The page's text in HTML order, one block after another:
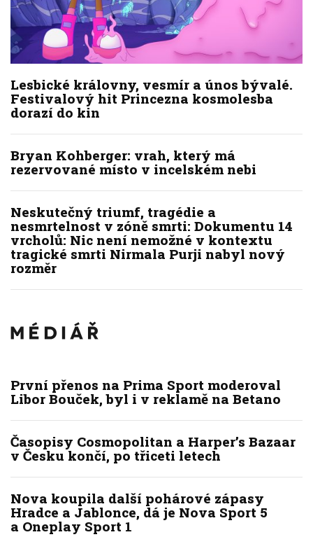
Lesbické královny, vesmír a únos bývalé.
Festivalový hit Princezna kosmolesba
dorazí do kin
Bryan Kohberger: vrah, který má
rezervované místo v incelském nebi
Neskutečný triumf, tragédie a
nesmrtelnost v zóně smrti: Dokumentu 14
vrcholů: Nic není nemožné v kontextu
tragické smrti Nirmala Purji nabyl nový
rozměr
První přenos na Prima Sport moderoval
Libor Bouček, byl i v reklamě na Betano
Časopisy Cosmopolitan a Harper’s Bazaar
v Česku končí, po třiceti letech
Nova koupila další pohárové zápasy
Hradce a Jablonce, dá je Nova Sport 5
a Oneplay Sport 1